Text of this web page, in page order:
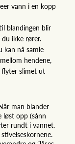
vann i en kopp
blandingen blir
ikke rører.
kan nå samle
hendene,
flyter slimet ut
man blander
løst opp (sånn
rundt i vannet.